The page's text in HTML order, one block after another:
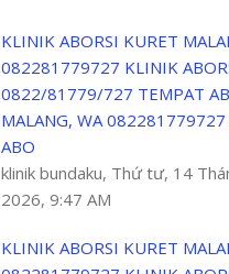
KLINIK ABORSI KURET
082281779727 KLINIK
0822/81779/727 TEMPAT
MALANG, WA
ABO
klinik bundaku, Thứ tư, 14
2026, 9:47 AM
KLINIK ABORSI KURET